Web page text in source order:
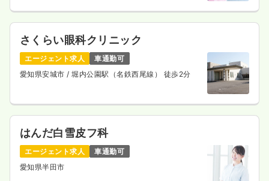
さくらい眼科クリニック
エージェント求人
車通勤可
愛知県安城市 / 堀内公園駅（名鉄西尾線） 徒歩2分
はんだ白雪皮フ科
エージェント求人
車通勤可
愛知県半田市